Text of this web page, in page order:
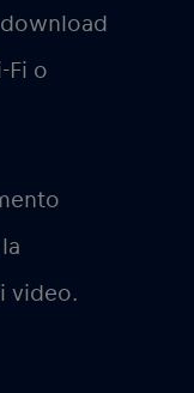
Fi o
video.